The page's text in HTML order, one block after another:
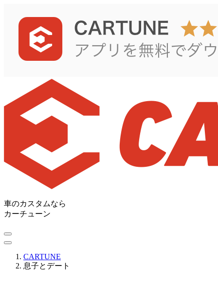
車のカスタムなら
カーチューン
CARTUNE
息子とデート